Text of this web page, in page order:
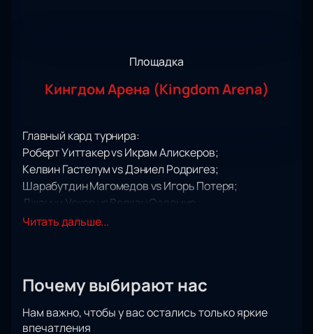
Площадка
Кингдом Арена (Kingdom Arena)
Главный кард турнира:
Роберт Уиттакер vs Икрам Алискеров;
Келвин Гастелум vs Дэниел Родригез;
Шарабутдин Магомедов vs Игорь Потеря;
Джонни Уокер vs Волкан Оздемир.
Главным событием турнира UFC Fight Night,
Алискеровым.
поединки, включая не только противостояние
Читать дальше...
Почему выбирают нас
Нам важно, чтобы у вас остались только яркие
впечатления